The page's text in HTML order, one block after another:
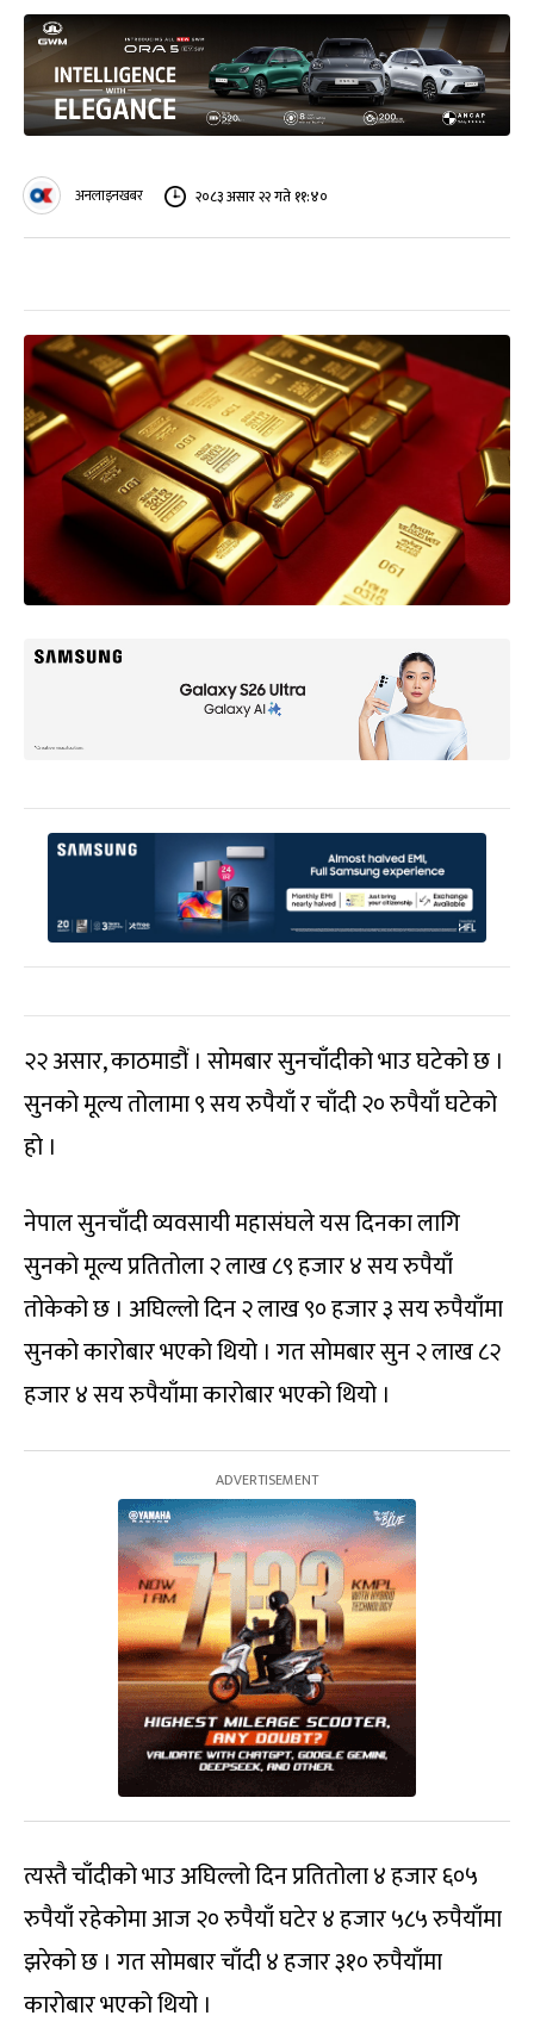
अनलाइनखबर २०८३ असार २२ गते ११:४०
२२ असार, काठमाडौं । सोमबार सुनचाँदीको भाउ घटेको छ ।
सुनको मूल्य तोलामा ९ सय रुपैयाँ र चाँदी २० रुपैयाँ घटेको
हो ।
नेपाल सुनचाँदी व्यवसायी महासंघले यस दिनका लागि
सुनको मूल्य प्रतितोला २ लाख ८९ हजार ४ सय रुपैयाँ
तोकेको छ । अघिल्लो दिन २ लाख ९० हजार ३ सय रुपैयाँमा
सुनको कारोबार भएको थियो । गत सोमबार सुन २ लाख ८२
हजार ४ सय रुपैयाँमा कारोबार भएको थियो ।
त्यस्तै चाँदीको भाउ अघिल्लो दिन प्रतितोला ४ हजार ६०५
रुपैयाँ रहेकोमा आज २० रुपैयाँ घटेर ४ हजार ५८५ रुपैयाँमा
झरेको छ । गत सोमबार चाँदी ४ हजार ३१० रुपैयाँमा
कारोबार भएको थियो ।